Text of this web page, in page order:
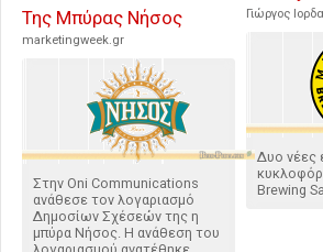
Της Μπύρας Νήσος
marketingweek.gr
Στην Oni Communications
ανάθεσε τον λογαριασμό
Δημοσίων Σχέσεών της η
μπύρα Νήσος. Η ανάθεση του
Γιώργος
Δυο νέες
Brewing